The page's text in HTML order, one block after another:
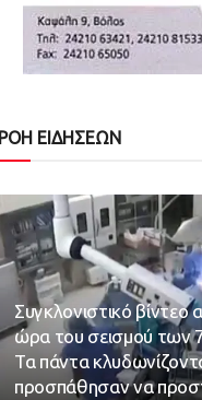
ΡΟΗ ΕΙΔΗΣΕΩΝ
Συγκλονιστικό βίντεο
ώρα του σεισμού των
Τα πάντα
προσπάθησαν να